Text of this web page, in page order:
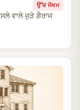
ਉੱਚ ਜੋਖਮ
ਵਾਲੇ ਜੁੜੇ ਗੈਰਾਜ